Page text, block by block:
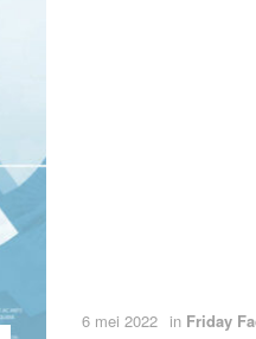
6 mei 2022 in Friday